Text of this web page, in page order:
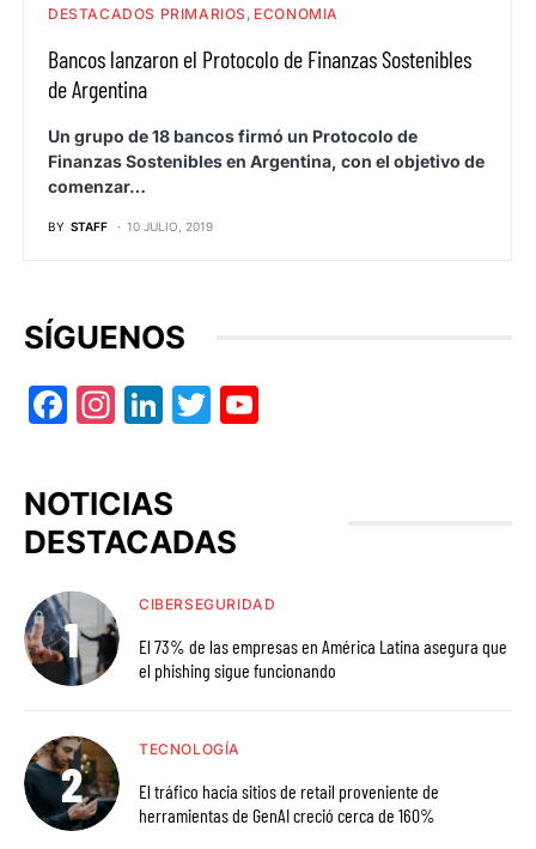
DESTACADOS PRIMARIOS ECONOMIA
Bancos lanzaron el Protocolo de Finanzas Sostenibles
de Argentina
Un grupo de 18 bancos firmó un Protocolo de
Finanzas Sostenibles en Argentina, con el objetivo de
comenzar…
BY STAFF 10 JULIO, 2019
SÍGUENOS
Facebook
Instagram
LinkedIn
Twitter
NOTICIAS
DESTACADAS
CIBERSEGURIDAD
El 73% de las empresas en América Latina asegura que
el phishing sigue funcionando
TECNOLOGÍA
El tráfico hacia sitios de retail proveniente de
herramientas de GenAI creció cerca de 160%